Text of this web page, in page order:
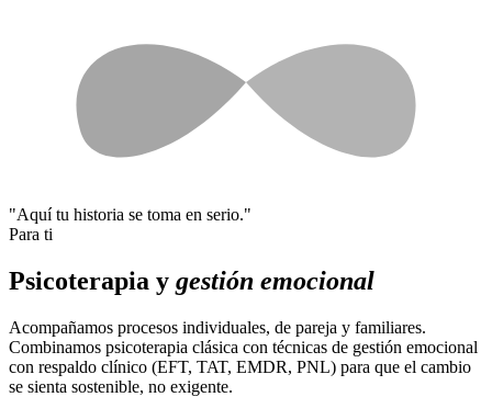
"Aquí tu historia se toma en serio."
Para ti
Psicoterapia y gestión emocional
Acompañamos procesos individuales, de pareja y familiares.
Combinamos psicoterapia clásica con técnicas de gestión emocional
con respaldo clínico (EFT, TAT, EMDR, PNL) para que el cambio
se sienta sostenible, no exigente.